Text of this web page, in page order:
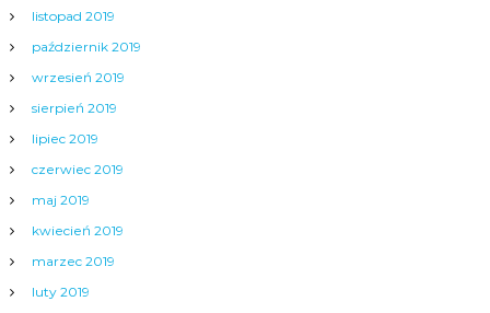
listopad 2019
październik 2019
wrzesień 2019
sierpień 2019
lipiec 2019
czerwiec 2019
maj 2019
kwiecień 2019
marzec 2019
luty 2019